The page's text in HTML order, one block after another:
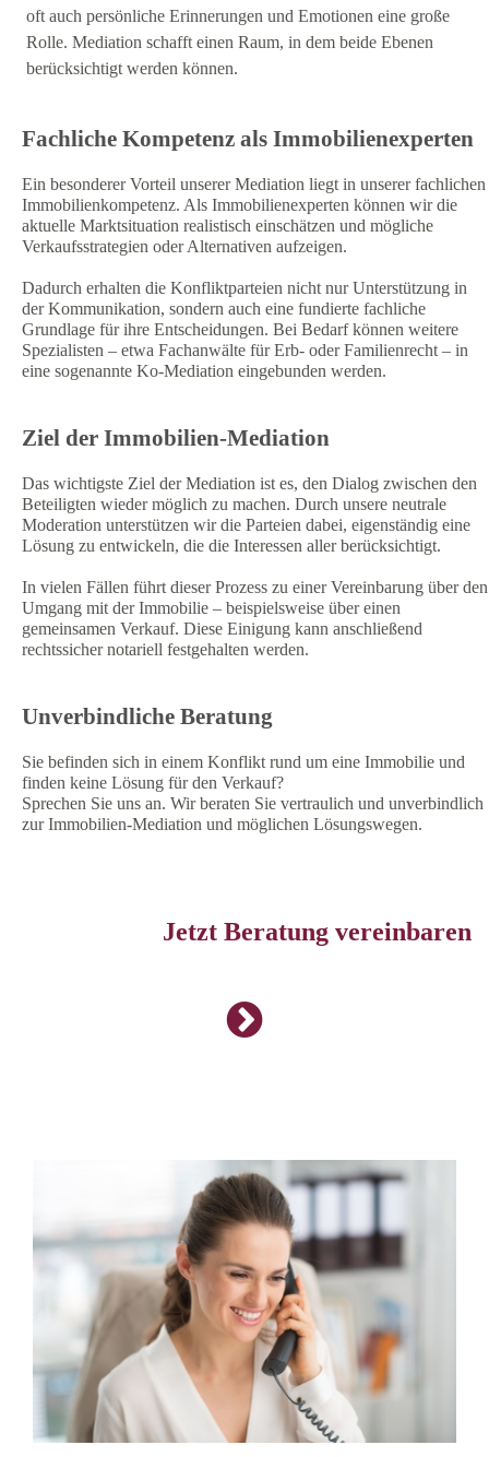
oft auch persönliche Erinnerungen und Emotionen eine große
Rolle. Mediation schafft einen Raum, in dem beide Ebenen
berücksichtigt werden können.
Fachliche Kompetenz als Immobilienexperten
Ein besonderer Vorteil unserer Mediation liegt in unserer fachlichen
Immobilienkompetenz. Als Immobilienexperten können wir die
aktuelle Marktsituation realistisch einschätzen und mögliche
Verkaufsstrategien oder Alternativen aufzeigen.
Dadurch erhalten die Konfliktparteien nicht nur Unterstützung in
der Kommunikation, sondern auch eine fundierte fachliche
Grundlage für ihre Entscheidungen. Bei Bedarf können weitere
Spezialisten – etwa Fachanwälte für Erb- oder Familienrecht – in
eine sogenannte Ko-Mediation eingebunden werden.
Ziel der Immobilien-Mediation
Das wichtigste Ziel der Mediation ist es, den Dialog zwischen den
Beteiligten wieder möglich zu machen. Durch unsere neutrale
Moderation unterstützen wir die Parteien dabei, eigenständig eine
Lösung zu entwickeln, die die Interessen aller berücksichtigt.
In vielen Fällen führt dieser Prozess zu einer Vereinbarung über den
Umgang mit der Immobilie – beispielsweise über einen
gemeinsamen Verkauf. Diese Einigung kann anschließend
rechtssicher notariell festgehalten werden.
Unverbindliche Beratung
Sie befinden sich in einem Konflikt rund um eine Immobilie und
finden keine Lösung für den Verkauf?
Sprechen Sie uns an. Wir beraten Sie vertraulich und unverbindlich
zur Immobilien-Mediation und möglichen Lösungswegen.
Jetzt Beratung vereinbaren